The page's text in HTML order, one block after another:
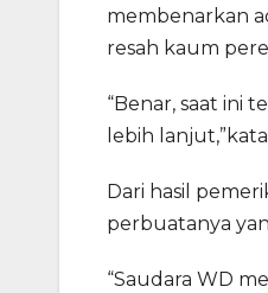
membenarkan
resah kaum
“Benar, saat ini
lebih
Dari hasil
perbuatanya
“Saudara WD